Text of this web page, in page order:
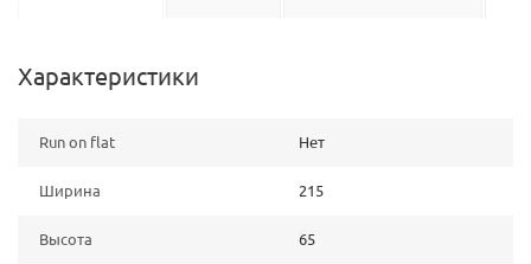
Характеристики
Run on flat Нет
Ширина 215
Высота 65